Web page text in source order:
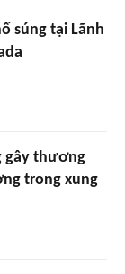
súng tại Lãnh
gây thương
trong xung